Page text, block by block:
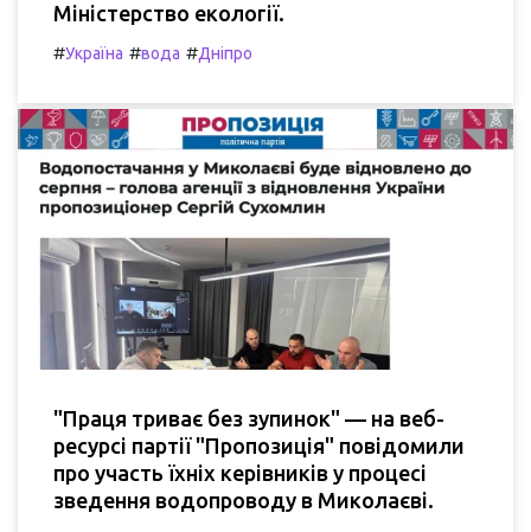
Міністерство екології.
#Україна #вода #Дніпро
"Праця триває без зупинок" — на веб-
ресурсі партії "Пропозиція" повідомили
про участь їхніх керівників у процесі
зведення водопроводу в Миколаєві.